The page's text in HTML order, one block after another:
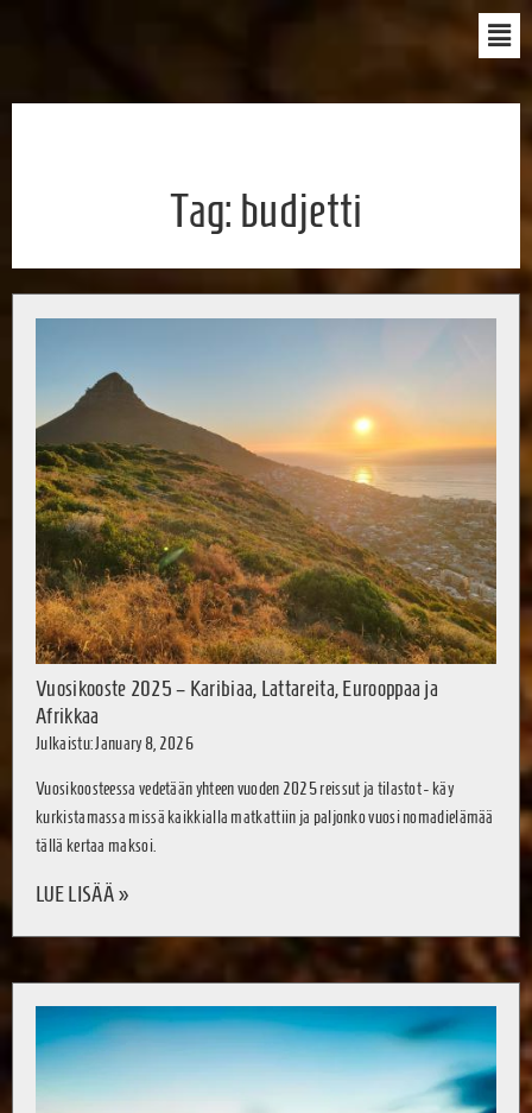
Tag: budjetti
Vuosikooste 2025 – Karibiaa, Lattareita, Eurooppaa ja
Afrikkaa
Julkaistu: January 8, 2026
Vuosikoosteessa vedetään yhteen vuoden 2025 reissut ja tilastot - käy
kurkistamassa missä kaikkialla matkattiin ja paljonko vuosi nomadielämää
tällä kertaa maksoi.
LUE LISÄÄ »